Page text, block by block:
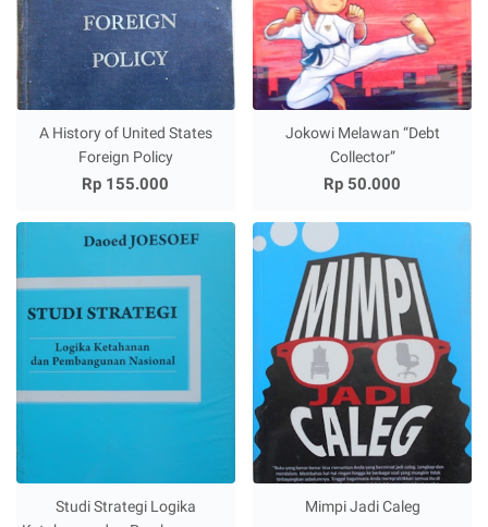
A History of United States
Foreign Policy
Rp 155.000
Jokowi Melawan “Debt
Collector”
Rp 50.000
Studi Strategi Logika
Mimpi Jadi Caleg